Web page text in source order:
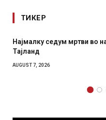
ТИКЕР
врз училиште во